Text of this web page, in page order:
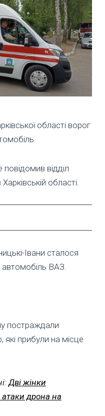
області ворог
відділ
області.
Івани сталося
ВАЗ.
постраждали
прибули на місце
Дві жінки
дрона на